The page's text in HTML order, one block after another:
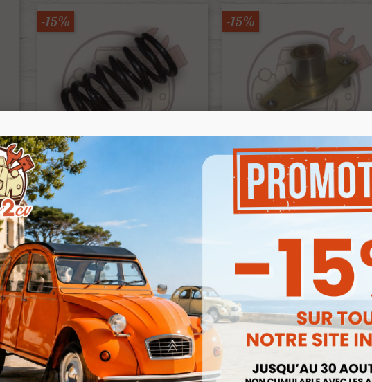
Ressort Avant Pot De Suspension 2cv
Prix public :
Prix club
-15%
Aperçu rapide
Came D'allumage 2cv Mehari
Ref :000496
38,00 €
Prix public :32,30 €
Prix clubRenov 2cv:32,30 €
-15%
Aperçu rapide
-15%
Pack